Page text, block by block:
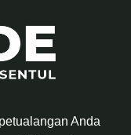
Anda